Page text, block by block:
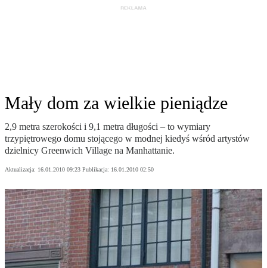
Mały dom za wielkie pieniądze
2,9 metra szerokości i 9,1 metra długości – to wymiary
trzypiętrowego domu stojącego w modnej kiedyś wśród artystów
dzielnicy Greenwich Village na Manhattanie.
Aktualizacja: 16.01.2010 09:23 Publikacja: 16.01.2010 02:50